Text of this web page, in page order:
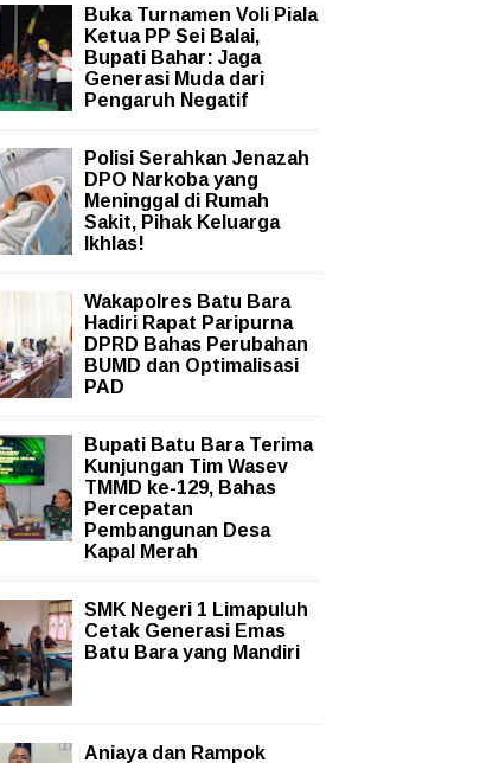
Buka Turnamen Voli Piala
Ketua PP Sei Balai,
Bupati Bahar: Jaga
Generasi Muda dari
Pengaruh Negatif
Polisi Serahkan Jenazah
DPO Narkoba yang
Meninggal di Rumah
Sakit, Pihak Keluarga
Ikhlas!
Wakapolres Batu Bara
Hadiri Rapat Paripurna
DPRD Bahas Perubahan
BUMD dan Optimalisasi
PAD
Bupati Batu Bara Terima
Kunjungan Tim Wasev
TMMD ke-129, Bahas
Percepatan
Pembangunan Desa
Kapal Merah
SMK Negeri 1 Limapuluh
Cetak Generasi Emas
Batu Bara yang Mandiri
Aniaya dan Rampok